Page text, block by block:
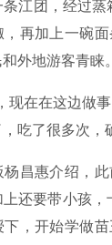
江团，经过
再加上一碗
外地游客青睐。
现在在这边做
吃了很多次，
昌惠介绍，
还要带小孩，
，开始学做